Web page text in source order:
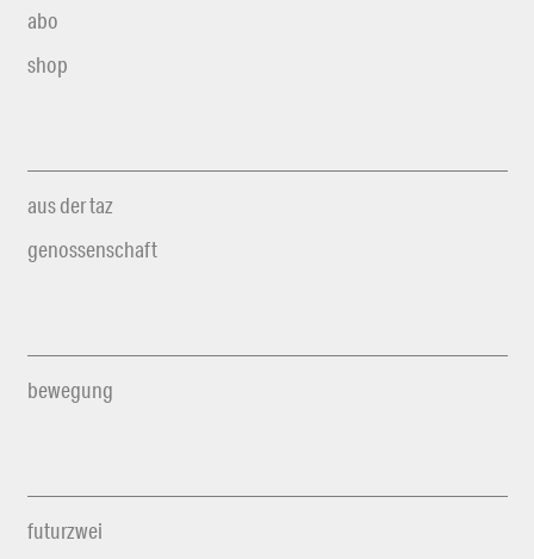
abo
shop
aus der taz
genossenschaft
bewegung
futurzwei